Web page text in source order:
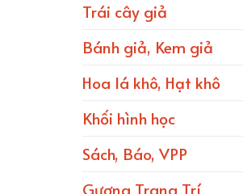
Trái cây giả
Bánh giả, Kem giả
Hoa lá khô, Hạt khô
Khối hình học
Sách, Báo, VPP
Gương Trang Trí